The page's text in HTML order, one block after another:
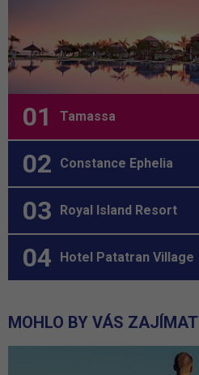
Tamassa
Constance Ephelia
Royal Island Resort
Hotel Patatran Village
MOHLO BY VÁS ZAJÍMAT